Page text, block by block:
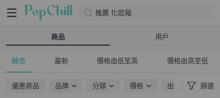
推薦 化妝箱
商品 用戶
綜合 最新 價格由低至高 價格由高至低
優惠商品 品牌 分類 價格 出貨地點 篩選